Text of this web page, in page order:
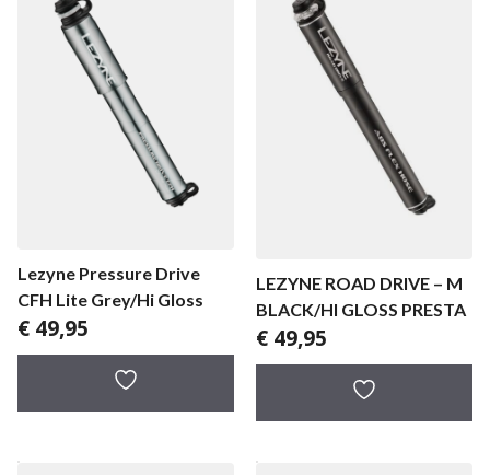
Lezyne Pressure Drive
CFH Lite Grey/Hi Gloss
€ 49,95
LEZYNE ROAD DRIVE – M
BLACK/HI GLOSS PRESTA
€ 49,95